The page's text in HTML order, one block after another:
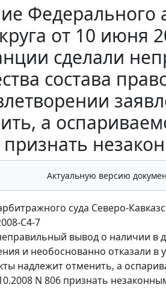
Федерального
от 10 июня
сделали
состава
а
признать
Актуальную версию
суда Северо-
С4-7
вывод о наличии в
и необоснованно отказали в
надлежит отменить, а
N 806 признать